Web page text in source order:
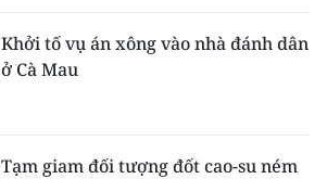
Khởi tố vụ án xông vào nhà đánh dân
ở Cà Mau
Tạm giam đối tượng đốt cao-su ném